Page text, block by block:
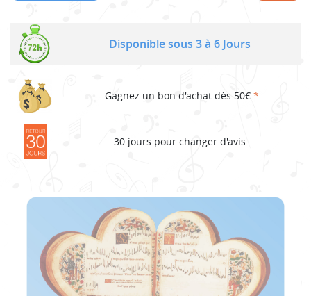
Disponible sous 3 à 6 Jours
Gagnez un bon d'achat dès 50€ *
30 jours pour changer d'avis